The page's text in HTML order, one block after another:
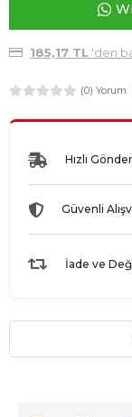
185,17 TL'den
(0) Yorum
Hızlı
Güvenli
İade ve